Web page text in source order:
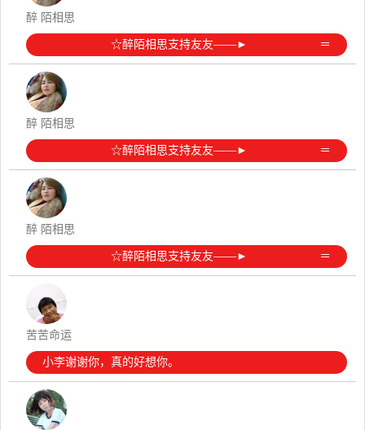
醉 陌相思
☆醉陌相思支持友友——► ️ ＝
醉 陌相思
☆醉陌相思支持友友——► ️ ＝
醉 陌相思
☆醉陌相思支持友友——► ️ ＝
苦苦命运
小李谢谢你，真的好想你。